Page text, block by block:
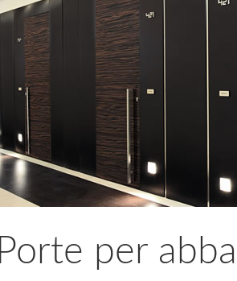
Porte per